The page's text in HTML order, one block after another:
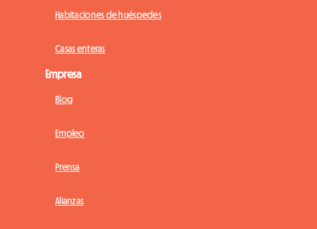
Habitaciones de huéspedes
Casas enteras
Empresa
Blog
Empleo
Prensa
Alianzas